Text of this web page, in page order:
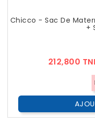
Chicco - Sac De
+
212,800